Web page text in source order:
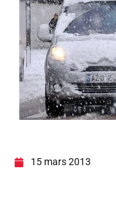
15 mars 2013